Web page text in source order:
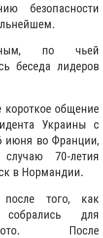
безопасности
по чьей
беседа лидеров
общение
Украины с
июня во Франции,
70-летия
в Нормандии.
после того, как
для
После